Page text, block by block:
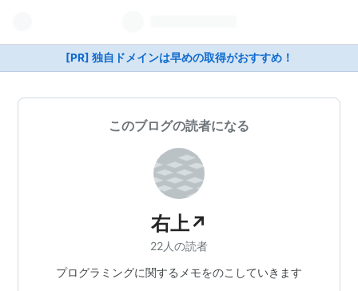
[PR] 独自ドメインは早めの取得がおすすめ！
このブログの読者になる
右上↗
22人の読者
プログラミングに関するメモをのこしていきます